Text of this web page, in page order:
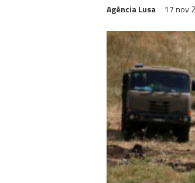
Agência Lusa 17 nov